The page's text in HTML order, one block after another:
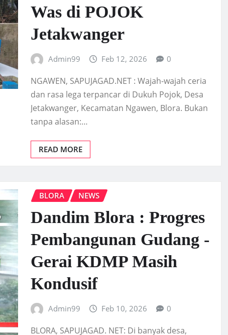
Was di POJOK
Jetakwanger
Admin99 Feb 12, 2026 0
NGAWEN, SAPUJAGAD.NET : Wajah-wajah ceria
dan rasa lega terpancar di Dukuh Pojok, Desa
Jetakwanger, Kecamatan Ngawen, Blora. Bukan
tanpa alasan:…
READ MORE
BLORA NEWS
Dandim Blora : Progres
Pembangunan Gudang -
Gerai KDMP Masih
Kondusif
Admin99 Feb 10, 2026 0
BLORA, SAPUJAGAD. NET: Di banyak desa,